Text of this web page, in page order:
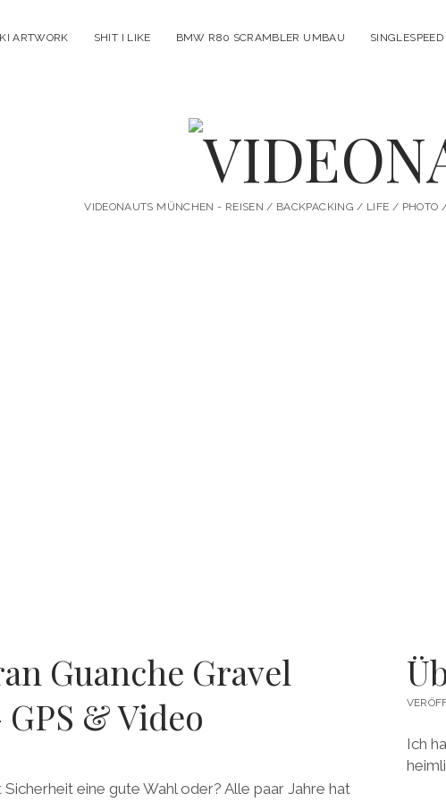
KI ARTWORK SHIT I LIKE BMW R80 SCRAMBLER UMBAU SINGLESPEED
VIDEONAUTS MÜNCHEN - REISEN / BACKPACKING / LIFE / PHOTO
Guanche Gravel
& Video
Sicherheit eine gute Wahl oder? Alle paar Jahre hat
Ich